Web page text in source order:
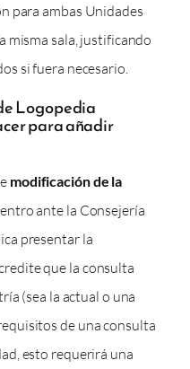
para ambas Unidades
misma sala, justificando
si fuera necesario.
Logopedia
para añadir
modificación de la
ante la Consejería
presentar la
que la consulta
(sea la actual o una
de una consulta
esto requerirá una